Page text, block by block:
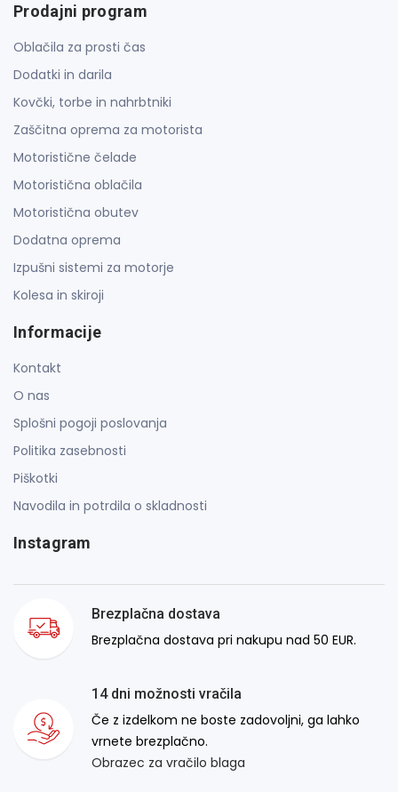
Prodajni program
Oblačila za prosti čas
Dodatki in darila
Kovčki, torbe in nahrbtniki
Zaščitna oprema za motorista
Motoristične čelade
Motoristična oblačila
Motoristična obutev
Dodatna oprema
Izpušni sistemi za motorje
Kolesa in skiroji
Informacije
Kontakt
O nas
Splošni pogoji poslovanja
Politika zasebnosti
Piškotki
Navodila in potrdila o skladnosti
Instagram
Brezplačna dostava
Brezplačna dostava pri nakupu nad 50 EUR.
14 dni možnosti vračila
Če z izdelkom ne boste zadovoljni, ga lahko
vrnete brezplačno.
Obrazec za vračilo blaga